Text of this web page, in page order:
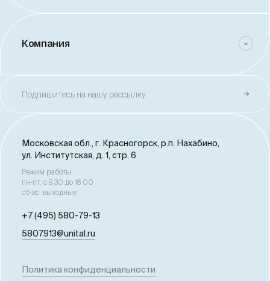
Компания
Подпишитесь на нашу рассылку
Московская обл., г. Красногорск, р.п. Нахабино,
ул. Институтская, д. 1, стр. 6
Режим работы:
пн-пт: с 9.30 до 18.00
сб-вс: выходные
+7 (495) 580-79-13
5807913@unital.ru
Политика конфиденциальности